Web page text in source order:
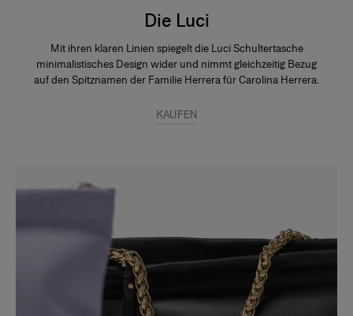
Die Luci
Mit ihren klaren Linien spiegelt die Luci Schultertasche
minimalistisches Design wider und nimmt gleichzeitig Bezug
auf den Spitznamen der Familie Herrera für Carolina Herrera.
KAUFEN